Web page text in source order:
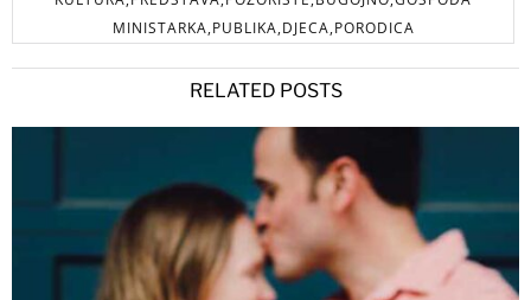
MINISTARKA,PUBLIKA,DJECA,PORODICA
RELATED POSTS